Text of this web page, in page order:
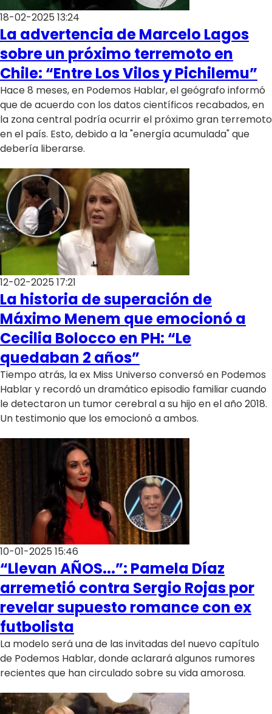
18-02-2025 13:24
La advertencia de Marcelo Lagos
sobre un próximo terremoto en
Chile: “Entre Los Vilos y Pichilemu”
Hace 8 meses, en Podemos Hablar, el geógrafo informó
que de acuerdo con los datos científicos recabados, en
la zona central podría ocurrir el próximo gran terremoto
en el país. Esto, debido a la "energía acumulada" que
debería liberarse.
12-02-2025 17:21
La historia de superación de
Máximo Menem que emocionó a
Cecilia Bolocco en PH: “Le
quedaban 2 años”
Tiempo atrás, la ex Miss Universo conversó en Podemos
Hablar y recordó un dramático episodio familiar cuando
le detectaron un tumor cerebral a su hijo en el año 2018.
Un testimonio que los emocionó a ambos.
10-01-2025 15:46
“Llevan AÑOS...”: Pamela Díaz
arremetió contra Sergio Rojas por
revelar supuesto romance con ex
futbolista
La modelo será una de las invitadas del nuevo capítulo
de Podemos Hablar, donde aclarará algunos rumores
recientes que han circulado sobre su vida amorosa.